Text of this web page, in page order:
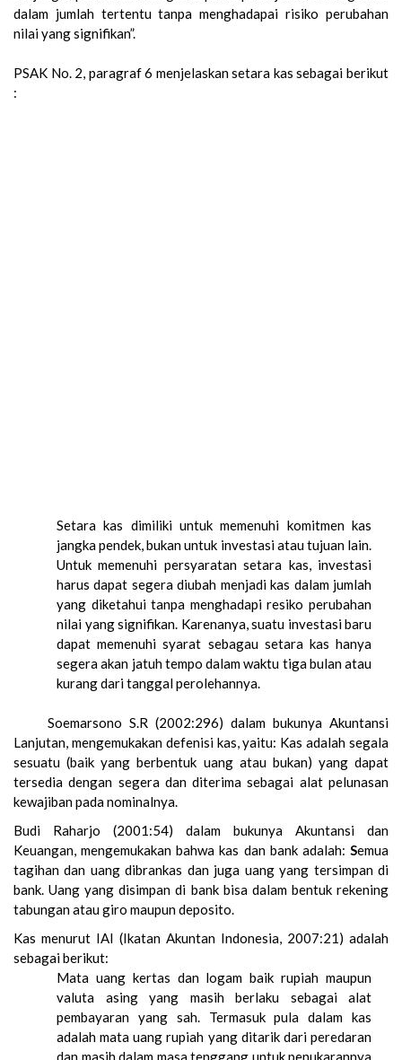
dalam jumlah tertentu tanpa menghadapai risiko perubahan
nilai yang signifikan”.
PSAK No. 2, paragraf 6 menjelaskan setara kas sebagai berikut
:
Setara kas dimiliki untuk memenuhi komitmen kas
jangka pendek, bukan untuk investasi atau tujuan lain.
Untuk memenuhi persyaratan setara kas, investasi
harus dapat segera diubah menjadi kas dalam jumlah
yang diketahui tanpa menghadapi resiko perubahan
nilai yang signifikan. Karenanya, suatu investasi baru
dapat memenuhi syarat sebagau setara kas hanya
segera akan jatuh tempo dalam waktu tiga bulan atau
kurang dari tanggal perolehannya.
Soemarsono S.R (2002:296) dalam bukunya Akuntansi
Lanjutan, mengemukakan defenisi kas, yaitu: Kas adalah segala
sesuatu (baik yang berbentuk uang atau bukan) yang dapat
tersedia dengan segera dan diterima sebagai alat pelunasan
kewajiban pada nominalnya.
Budi Raharjo (2001:54) dalam bukunya Akuntansi dan
Keuangan, mengemukakan bahwa kas dan bank adalah: Semua
tagihan dan uang dibrankas dan juga uang yang tersimpan di
bank. Uang yang disimpan di bank bisa dalam bentuk rekening
tabungan atau giro maupun deposito.
Kas menurut IAI (Ikatan Akuntan Indonesia, 2007:21) adalah
sebagai berikut:
Mata uang kertas dan logam baik rupiah maupun
valuta asing yang masih berlaku sebagai alat
pembayaran yang sah. Termasuk pula dalam kas
adalah mata uang rupiah yang ditarik dari peredaran
dan masih dalam masa tenggang untuk penukarannya